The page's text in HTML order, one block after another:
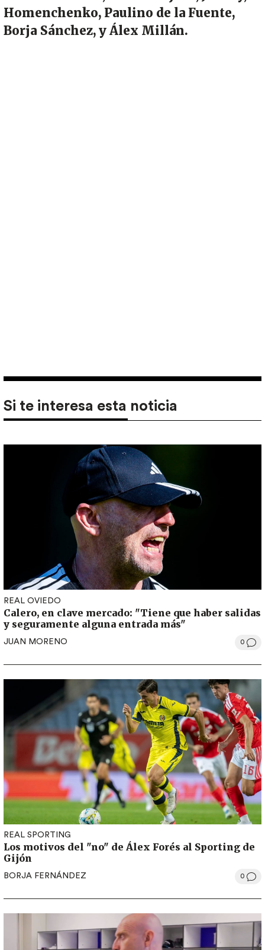
Homenchenko, Paulino de la Fuente,
Borja Sánchez, y Álex Millán.
Si te interesa esta noticia
REAL OVIEDO
Calero, en clave mercado: "Tiene que haber salidas
y seguramente alguna entrada más"
JUAN MORENO 0
REAL SPORTING
Los motivos del "no" de Álex Forés al Sporting de
Gijón
BORJA FERNÁNDEZ 0